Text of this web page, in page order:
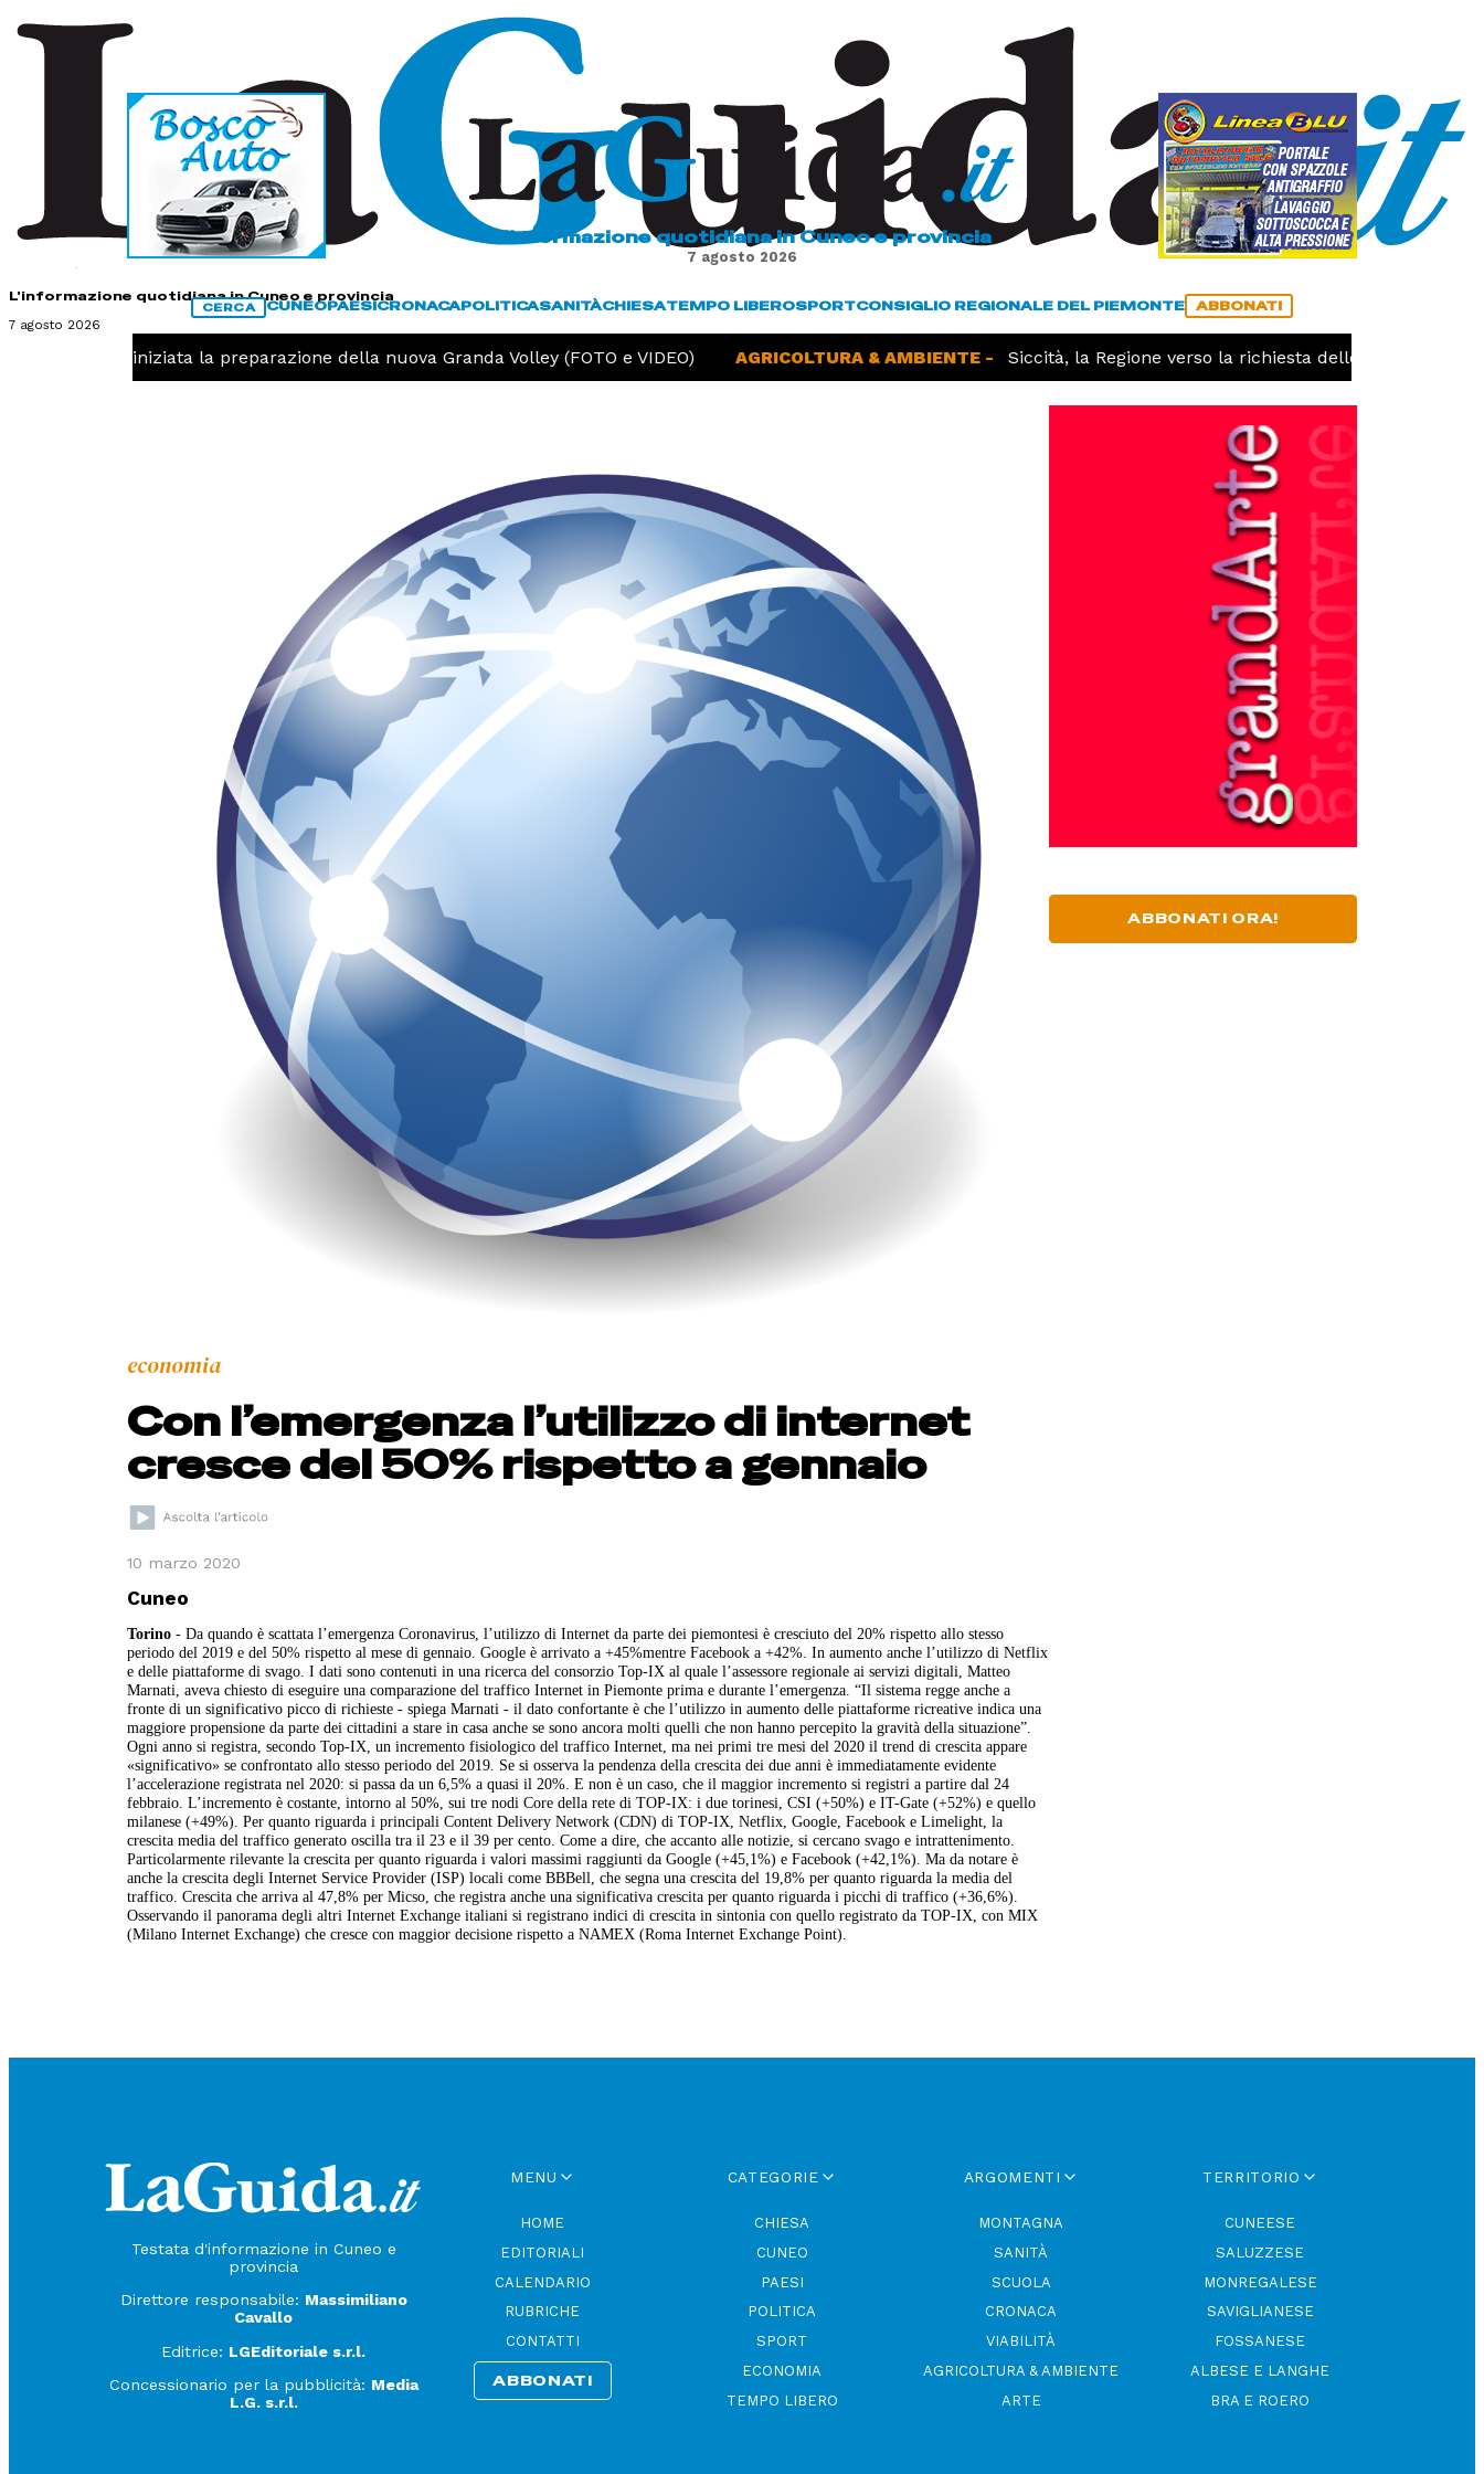
L'informazione quotidiana in Cuneo e provincia
7 agosto 2026
L'informazione quotidiana in Cuneo e provincia
7 agosto 2026
CERCA CUNEOPAESICRONACAPOLITICASANITÀCHIESATEMPO LIBEROSPORTCONSIGLIO REGIONALE DEL PIEMONTE ABBONATI
Pallavolo, iniziata la preparazione della nuova Granda Volley (FOTO e VIDEO) AGRICOLTURA & AMBIENTE - Siccità, la Regione verso la richiesta dello stato di
economia
Con l’emergenza l’utilizzo di internet
cresce del 50% rispetto a gennaio
10 marzo 2020
Cuneo
Torino - Da quando è scattata l’emergenza Coronavirus, l’utilizzo di Internet da parte dei piemontesi è cresciuto del 20% rispetto allo stesso
periodo del 2019 e del 50% rispetto al mese di gennaio. Google è arrivato a +45%mentre Facebook a +42%. In aumento anche l’utilizzo di Netflix
e delle piattaforme di svago. I dati sono contenuti in una ricerca del consorzio Top-IX al quale l’assessore regionale ai servizi digitali, Matteo
Marnati, aveva chiesto di eseguire una comparazione del traffico Internet in Piemonte prima e durante l’emergenza. “Il sistema regge anche a
fronte di un significativo picco di richieste - spiega Marnati - il dato confortante è che l’utilizzo in aumento delle piattaforme ricreative indica una
maggiore propensione da parte dei cittadini a stare in casa anche se sono ancora molti quelli che non hanno percepito la gravità della situazione”.
Ogni anno si registra, secondo Top-IX, un incremento fisiologico del traffico Internet, ma nei primi tre mesi del 2020 il trend di crescita appare
«significativo» se confrontato allo stesso periodo del 2019. Se si osserva la pendenza della crescita dei due anni è immediatamente evidente
l’accelerazione registrata nel 2020: si passa da un 6,5% a quasi il 20%. E non è un caso, che il maggior incremento si registri a partire dal 24
febbraio. L’incremento è costante, intorno al 50%, sui tre nodi Core della rete di TOP-IX: i due torinesi, CSI (+50%) e IT-Gate (+52%) e quello
milanese (+49%). Per quanto riguarda i principali Content Delivery Network (CDN) di TOP-IX, Netflix, Google, Facebook e Limelight, la
crescita media del traffico generato oscilla tra il 23 e il 39 per cento. Come a dire, che accanto alle notizie, si cercano svago e intrattenimento.
Particolarmente rilevante la crescita per quanto riguarda i valori massimi raggiunti da Google (+45,1%) e Facebook (+42,1%). Ma da notare è
anche la crescita degli Internet Service Provider (ISP) locali come BBBell, che segna una crescita del 19,8% per quanto riguarda la media del
traffico. Crescita che arriva al 47,8% per Micso, che registra anche una significativa crescita per quanto riguarda i picchi di traffico (+36,6%).
Osservando il panorama degli altri Internet Exchange italiani si registrano indici di crescita in sintonia con quello registrato da TOP-IX, con MIX
(Milano Internet Exchange) che cresce con maggior decisione rispetto a NAMEX (Roma Internet Exchange Point).
ABBONATI ORA!
Testata d'informazione in Cuneo e
provincia
Direttore responsabile: Massimiliano
Cavallo
Editrice: LGEditoriale s.r.l.
Concessionario per la pubblicità: Media
L.G. s.r.l.
MENU
HOME
EDITORIALI
CALENDARIO
RUBRICHE
CONTATTI
ABBONATI
CATEGORIE
CHIESA
CUNEO
PAESI
POLITICA
SPORT
ECONOMIA
TEMPO LIBERO
ARGOMENTI
MONTAGNA
SANITÀ
SCUOLA
CRONACA
VIABILITÀ
AGRICOLTURA & AMBIENTE
ARTE
TERRITORIO
CUNEESE
SALUZZESE
MONREGALESE
SAVIGLIANESE
FOSSANESE
ALBESE E LANGHE
BRA E ROERO